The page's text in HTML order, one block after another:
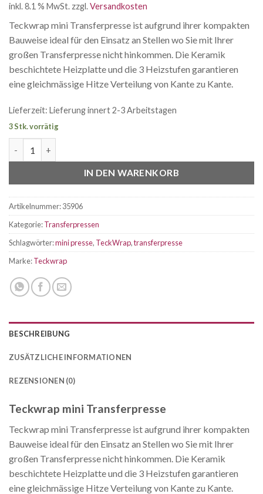
inkl. 8.1 % MwSt. zzgl.Versandkosten
Teckwrap mini Transferpresse ist aufgrund ihrer kompakten
Bauweise ideal für den Einsatz an Stellen wo Sie mit Ihrer
großen Transferpresse nicht hinkommen. Die Keramik
beschichtete Heizplatte und die 3 Heizstufen garantieren
eine gleichmässige Hitze Verteilung von Kante zu Kante.
Lieferzeit: Lieferung innert 2-3 Arbeitstagen
3 Stk. vorrätig
IN DEN WARENKORB
Artikelnummer:35906
Kategorie:Transferpressen
Schlagwörter:mini presse, TeckWrap,transferpresse
Marke:Teckwrap
BESCHREIBUNG
ZUSÄTZLICHE INFORMATIONEN
REZENSIONEN (0)
Teckwrap mini Transferpresse
Teckwrap mini Transferpresse ist aufgrund ihrer kompakten
Bauweise ideal für den Einsatz an Stellen wo Sie mit Ihrer
großen Transferpresse nicht hinkommen. Die Keramik
beschichtete Heizplatte und die 3 Heizstufen garantieren
eine gleichmässige Hitze Verteilung von Kante zu Kante.